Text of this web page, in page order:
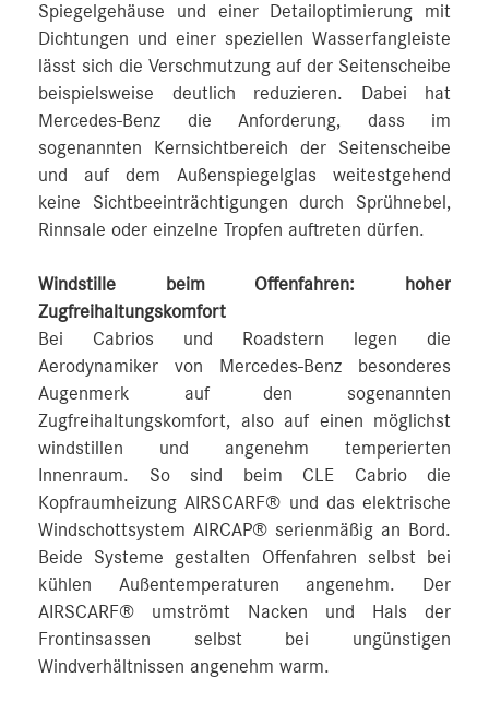
Spiegelgehäuse und einer Detailoptimierung mit
Dichtungen und einer speziellen Wasserfangleiste
lässt sich die Verschmutzung auf der Seitenscheibe
beispielsweise deutlich reduzieren. Dabei hat
Mercedes-Benz die Anforderung, dass im
sogenannten Kernsichtbereich der Seitenscheibe
und auf dem Außenspiegelglas weitestgehend
keine Sichtbeeinträchtigungen durch Sprühnebel,
Rinnsale oder einzelne Tropfen auftreten dürfen.
Windstille beim Offenfahren: hoher
Zugfreihaltungskomfort
Bei Cabrios und Roadstern legen die
Aerodynamiker von Mercedes-Benz besonderes
Augenmerk auf den sogenannten
Zugfreihaltungskomfort, also auf einen möglichst
windstillen und angenehm temperierten
Innenraum. So sind beim CLE Cabrio die
Kopfraumheizung AIRSCARF® und das elektrische
Windschottsystem AIRCAP® serienmäßig an Bord.
Beide Systeme gestalten Offenfahren selbst bei
kühlen Außentemperaturen angenehm. Der
AIRSCARF® umströmt Nacken und Hals der
Frontinsassen selbst bei ungünstigen
Windverhältnissen angenehm warm.